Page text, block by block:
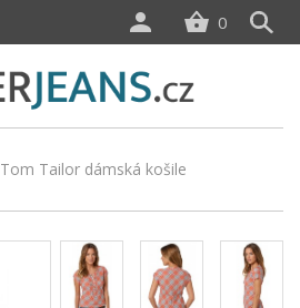
Tom Tailor dámská košile
0